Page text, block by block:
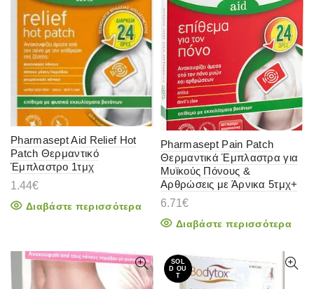
Pharmasept Aid Relief Hot
Patch Θερμαντικό
Έμπλαστρο 1τμχ
1.44€
Διαβάστε περισσότερα
Pharmasept Pain Patch
Θερμαντικά Έμπλαστρα για
Μυϊκούς Πόνους &
Αρθρώσεις με Άρνικα 5τμχ+
6.71 €
Διαβάστε περισσότερα
SOL
D OU
T